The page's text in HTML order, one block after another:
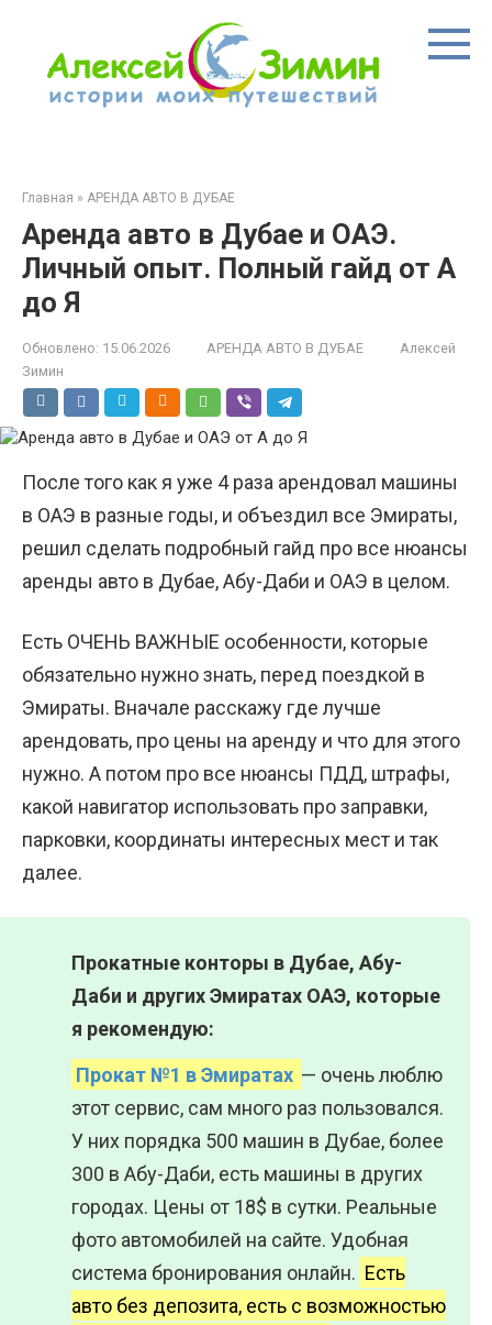
контенту
Главная » АРЕНДА АВТО В ДУБАЕ
Аренда авто в Дубае и ОАЭ.
Личный опыт. Полный гайд от А
до Я
Обновлено: 15.06.2026 АРЕНДА АВТО В ДУБАЕ
Алексей
Зимин
После того как я уже 4 раза арендовал машины
в ОАЭ в разные годы, и объездил все Эмираты,
решил сделать подробный гайд про все нюансы
аренды авто в Дубае, Абу-Даби и ОАЭ в целом.
Есть ОЧЕНЬ ВАЖНЫЕ особенности, которые
обязательно нужно знать, перед поездкой в
Эмираты. Вначале расскажу где лучше
арендовать, про цены на аренду и что для этого
нужно. А потом про все нюансы ПДД, штрафы,
какой навигатор использовать про заправки,
парковки, координаты интересных мест и так
далее.
Прокатные конторы в Дубае, Абу-
Даби и других Эмиратах ОАЭ, которые
я рекомендую:
Прокат №1 в Эмиратах — очень люблю
этот сервис, сам много раз пользовался.
У них порядка 500 машин в Дубае, более
300 в Абу-Даби, есть машины в других
городах. Цены от 18$ в сутки. Реальные
фото автомобилей на сайте. Удобная
система бронирования онлайн. Есть
авто без депозита, есть с возможностью